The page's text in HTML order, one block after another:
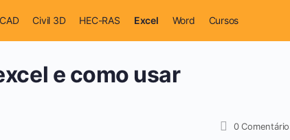
Civil 3D HEC-RAS Excel Word Cursos
e como usar
0